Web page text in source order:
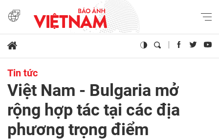
Tin tức
Việt Nam - Bulgaria mở
rộng hợp tác tại các địa
phương trọng điểm